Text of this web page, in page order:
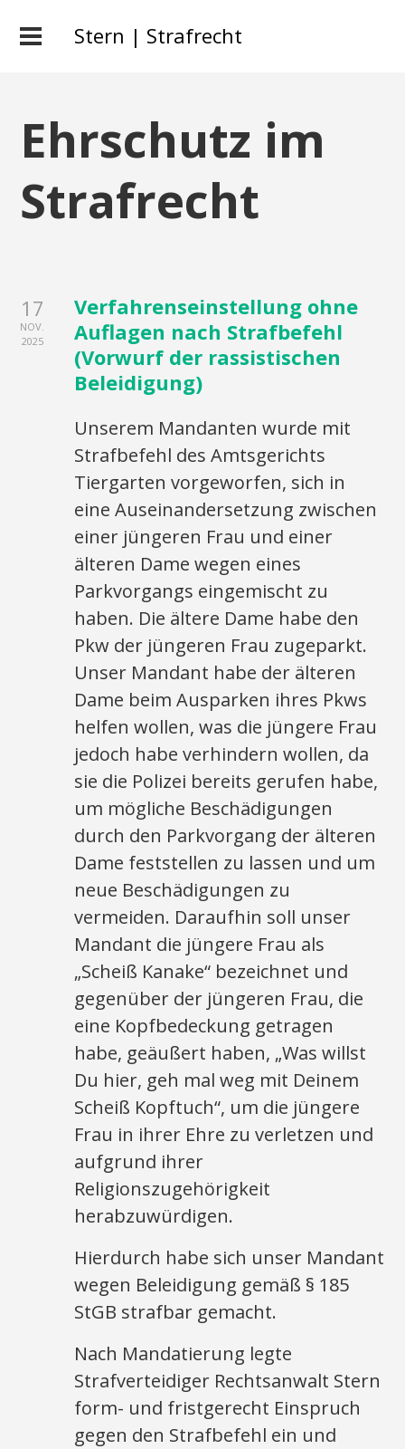
Stern | Strafrecht
Ehrschutz im
Strafrecht
17
NOV.
2025
Verfahrenseinstellung ohne
Auflagen nach Strafbefehl
(Vorwurf der rassistischen
Beleidigung)
Unserem Mandanten wurde mit
Strafbefehl des Amtsgerichts
Tiergarten vorgeworfen, sich in
eine Auseinandersetzung zwischen
einer jüngeren Frau und einer
älteren Dame wegen eines
Parkvorgangs eingemischt zu
haben. Die ältere Dame habe den
Pkw der jüngeren Frau zugeparkt.
Unser Mandant habe der älteren
Dame beim Ausparken ihres Pkws
helfen wollen, was die jüngere Frau
jedoch habe verhindern wollen, da
sie die Polizei bereits gerufen habe,
um mögliche Beschädigungen
durch den Parkvorgang der älteren
Dame feststellen zu lassen und um
neue Beschädigungen zu
vermeiden. Daraufhin soll unser
Mandant die jüngere Frau als
„Scheiß Kanake“ bezeichnet und
gegenüber der jüngeren Frau, die
eine Kopfbedeckung getragen
habe, geäußert haben, „Was willst
Du hier, geh mal weg mit Deinem
Scheiß Kopftuch“, um die jüngere
Frau in ihrer Ehre zu verletzen und
aufgrund ihrer
Religionszugehörigkeit
herabzuwürdigen.
Hierdurch habe sich unser Mandant
wegen Beleidigung gemäß § 185
StGB strafbar gemacht.
Nach Mandatierung legte
Strafverteidiger Rechtsanwalt Stern
form- und fristgerecht Einspruch
gegen den Strafbefehl ein und